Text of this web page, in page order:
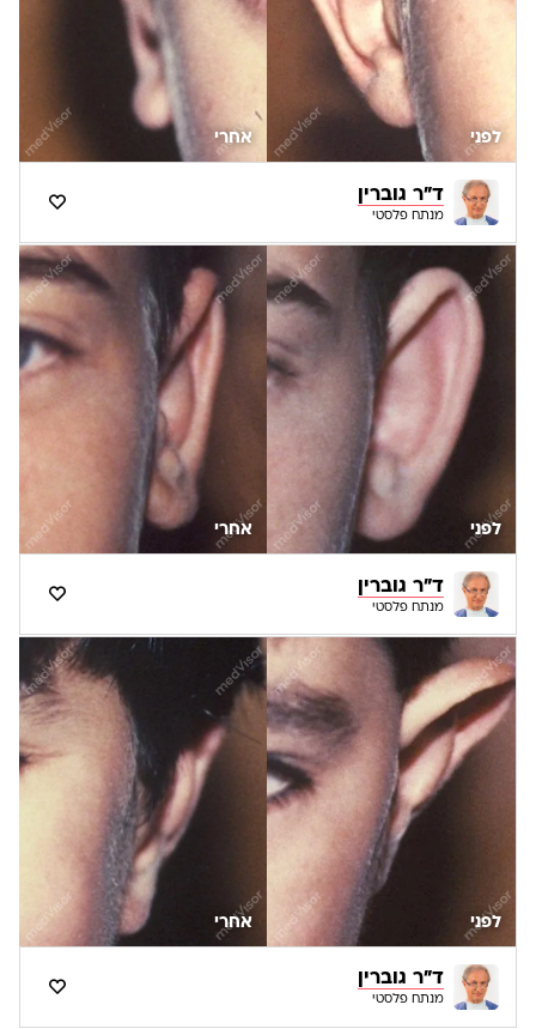
לפני אחרי
ד"ר גוברין
מנתח פלסטי
לפני אחרי
ד"ר גוברין
מנתח פלסטי
לפני אחרי
ד"ר גוברין
מנתח פלסטי